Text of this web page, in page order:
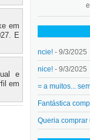
em
E
e
em
ncie! - 9/3/2025
nice! - 9/3/2025
= a muitos...
Fantástica
Queria comprar